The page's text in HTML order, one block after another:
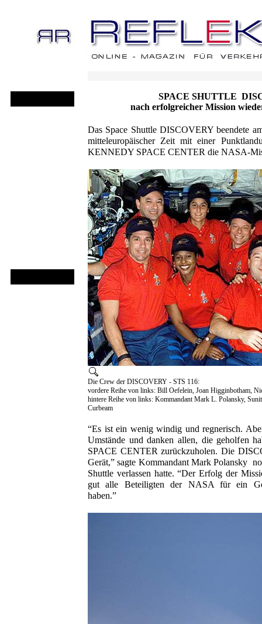
SPACE SHUTTLE
nach erfolgreicher Mission
Das Space Shuttle DISCOVERY beendete
mitteleuropäischer Zeit mit einer
KENNEDY SPACE CENTER die NASA-
Die Crew der DISCOVERY - STS 116:
vordere Reihe von links: Bill Oefelein, Joan Higginbotham,
hintere Reihe von links: Kommandant Mark L. Polansky,
Curbeam
“Es ist ein wenig windig und regnerisch.
Umstände und danken allen, die geholfen
SPACE CENTER zurückzuholen. Die
Gerät,” sagte Kommandant Mark Polansky
Shuttle verlassen hatte. “Der Erfolg der
gut alle Beteiligten der NASA für ein
haben.”